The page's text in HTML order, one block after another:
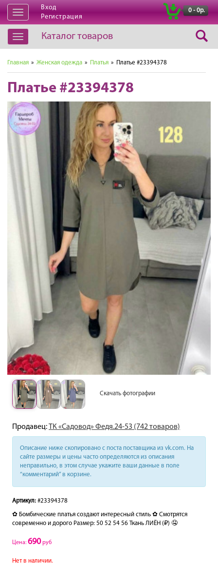
Открыть
навигацию
Вход
Регистрация
0 - 0р.
Открыть
навигацию
Каталог товаров
Главная » Женская одежда » Платья » Платье #23394378
Платье #23394378
Скачать фотографии
Продавец:ТК «Садовод» Федя.24-53 (742 товаров)
Описание ниже скопировано с поста поставщика из vk.com. На
сайте размеры и цены часто определяются из описания
неправильно, в этом случае укажите ваши данные в поле
“комментарий” в корзине.
Артикул: #23394378
✿ Бомбические платья создают интересный стиль ✿ Смотрятся
современно и дорого Размер: 50 52 54 56 Ткань ЛИЁН (₽) 🤤
Цена: 690руб
Нет в наличии.